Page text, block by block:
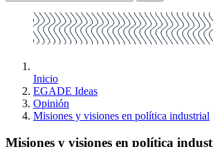
Inicio
EGADE Ideas
Opinión
Misiones y visiones en política industrial
Misiones y visiones en política